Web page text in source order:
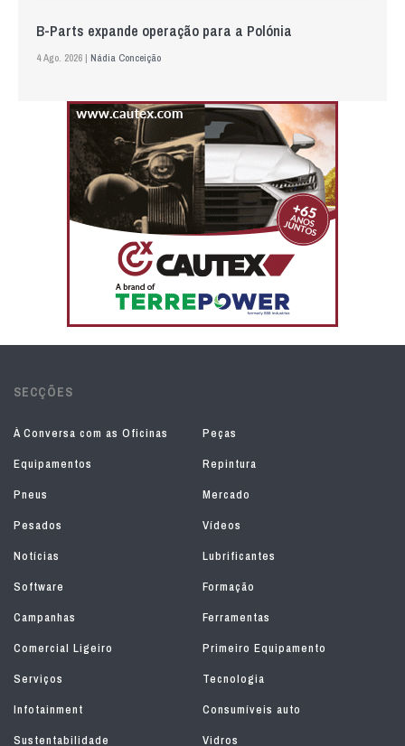
B-Parts expande operação para a Polónia
4 Ago. 2026 | Nádia Conceição
SECÇÕES
À Conversa com as Oficinas
Peças
Equipamentos
Repintura
Pneus
Mercado
Pesados
Vídeos
Notícias
Lubrificantes
Software
Formação
Campanhas
Ferramentas
Comercial Ligeiro
Primeiro Equipamento
Serviços
Tecnologia
Infotainment
Consumíveis auto
Sustentabilidade
Vidros